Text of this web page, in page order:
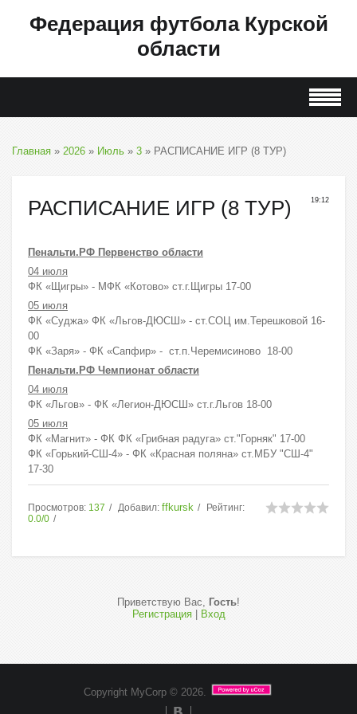
Федерация футбола Курской
области
Главная » 2026 » Июль » 3 » РАСПИСАНИЕ ИГР (8 ТУР)
19:12
РАСПИСАНИЕ ИГР (8 ТУР)
Пенальти.РФ Первенство области
04 июля
ФК «Щигры» - МФК «Котово» ст.г.Щигры 17-00
05 июля
ФК «Суджа» ФК «Льгов-ДЮСШ» - ст.СОЦ им.Терешковой 16-
00
ФК «Заря» - ФК «Сапфир» - ст.п.Черемисиново 18-00
Пенальти.РФ Чемпионат области
04 июля
ФК «Льгов» - ФК «Легион-ДЮСШ» ст.г.Льгов 18-00
05 июля
ФК «Магнит» - ФК ФК «Грибная радуга» ст."Горняк" 17-00
ФК «Горький-СШ-4» - ФК «Красная поляна» ст.МБУ "СШ-4"
17-30
Просмотров: 137 Добавил: ffkursk Рейтинг:
0.0/0
Приветствую Вас, Гость!
Регистрация| Вход
Copyright MyCorp © 2026.